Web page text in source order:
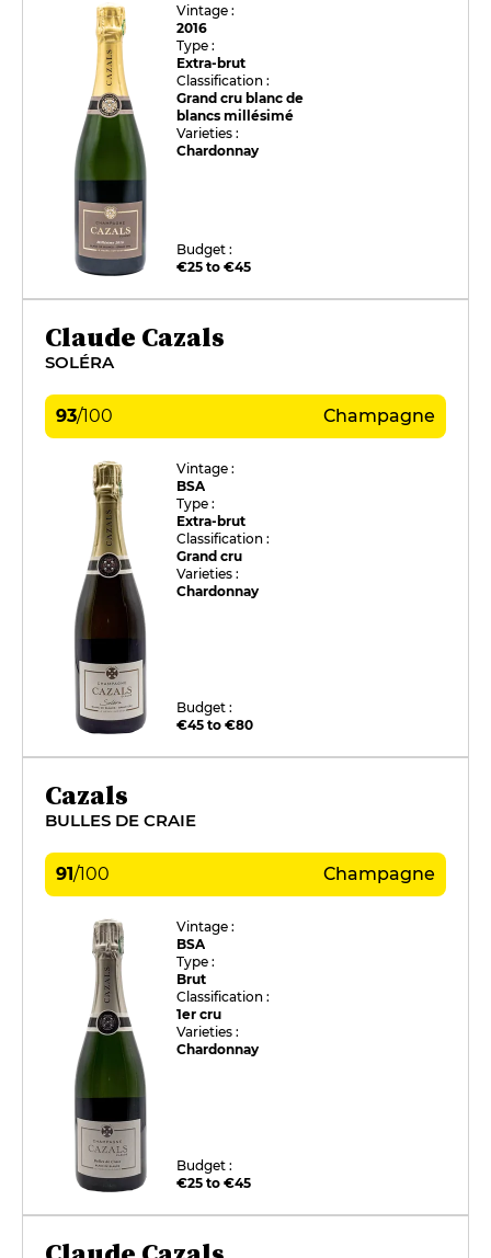
Vintage :
2016
Type :
Extra-brut
Classification :
Grand cru blanc de
blancs millésimé
Varieties :
Chardonnay
Budget :
€25 to €45
Claude Cazals
SOLÉRA
93/100 Champagne
Vintage :
BSA
Type :
Extra-brut
Classification :
Grand cru
Varieties :
Chardonnay
Budget :
€45 to €80
Cazals
BULLES DE CRAIE
91/100 Champagne
Vintage :
BSA
Type :
Brut
Classification :
1er cru
Varieties :
Chardonnay
Budget :
€25 to €45